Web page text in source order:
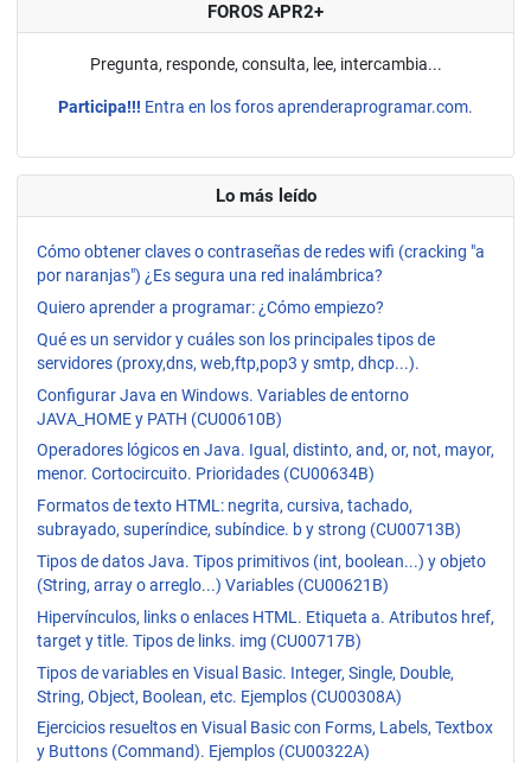
FOROS APR2+
Pregunta, responde, consulta, lee, intercambia...
Participa!!! Entra en los foros aprenderaprogramar.com.
Lo más leído
Cómo obtener claves o contraseñas de redes wifi (cracking "a
por naranjas") ¿Es segura una red inalámbrica?
Quiero aprender a programar: ¿Cómo empiezo?
Qué es un servidor y cuáles son los principales tipos de
servidores (proxy,dns, web,ftp,pop3 y smtp, dhcp...).
Configurar Java en Windows. Variables de entorno
JAVA_HOME y PATH (CU00610B)
Operadores lógicos en Java. Igual, distinto, and, or, not, mayor,
menor. Cortocircuito. Prioridades (CU00634B)
Formatos de texto HTML: negrita, cursiva, tachado,
subrayado, superíndice, subíndice. b y strong (CU00713B)
Tipos de datos Java. Tipos primitivos (int, boolean...) y objeto
(String, array o arreglo...) Variables (CU00621B)
Hipervínculos, links o enlaces HTML. Etiqueta a. Atributos href,
target y title. Tipos de links. img (CU00717B)
Tipos de variables en Visual Basic. Integer, Single, Double,
String, Object, Boolean, etc. Ejemplos (CU00308A)
Ejercicios resueltos en Visual Basic con Forms, Labels, Textbox
y Buttons (Command). Ejemplos (CU00322A)